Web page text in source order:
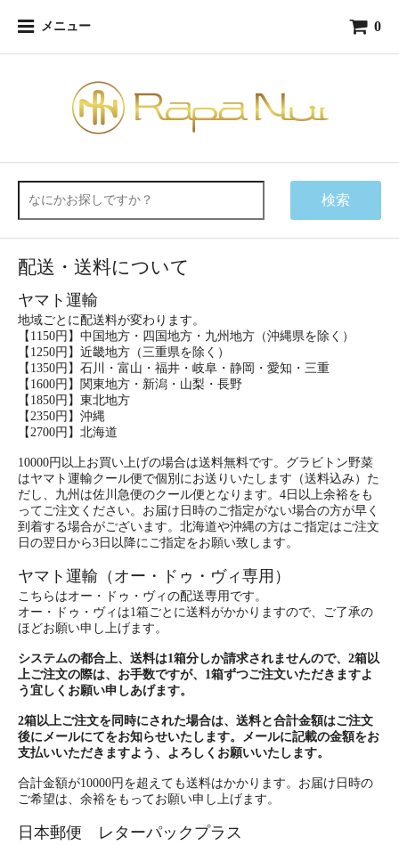
メニュー 0
検索
配送・送料について
ヤマト運輸
地域ごとに配送料が変わります。
【1150円】中国地方・四国地方・九州地方（沖縄県を除く）
【1250円】近畿地方（三重県を除く）
【1350円】石川・富山・福井・岐阜・静岡・愛知・三重
【1600円】関東地方・新潟・山梨・長野
【1850円】東北地方
【2350円】沖縄
【2700円】北海道
10000円以上お買い上げの場合は送料無料です。グラビトン野菜
はヤマト運輸クール便で個別にお送りいたします（送料込み）た
だし、九州は佐川急便のクール便となります。4日以上余裕をも
ってご注文ください。お届け日時のご指定がない場合の方が早く
到着する場合がございます。北海道や沖縄の方はご指定はご注文
日の翌日から3日以降にご指定をお願い致します。
ヤマト運輸（オー・ドゥ・ヴィ専用）
こちらはオー・ドゥ・ヴィの配送専用です。
オー・ドゥ・ヴィは1箱ごとに送料がかかりますので、ご了承の
ほどお願い申し上げます。
システムの都合上、送料は1箱分しか請求されませんので、2箱以
上ご注文の際は、お手数ですが、1箱ずつご注文いただきますよ
う宜しくお願い申しあげます。
2箱以上ご注文を同時にされた場合は、送料と合計金額はご注文
後にメールにてをお知らせいたします。メールに記載の金額をお
支払いいただきますよう、よろしくお願いいたします。
合計金額が10000円を超えても送料はかかります。お届け日時の
ご希望は、余裕をもってお願い申し上げます。
日本郵便 レターパックプラス